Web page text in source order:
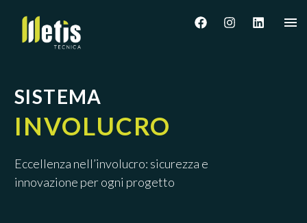
SISTEMA
INVOLUCRO
Eccellenza nell’involucro: sicurezza e
innovazione per ogni progetto